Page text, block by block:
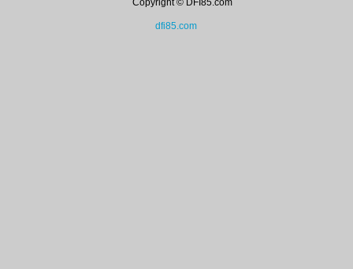
Copyright © DFI85.com
dfi85.com